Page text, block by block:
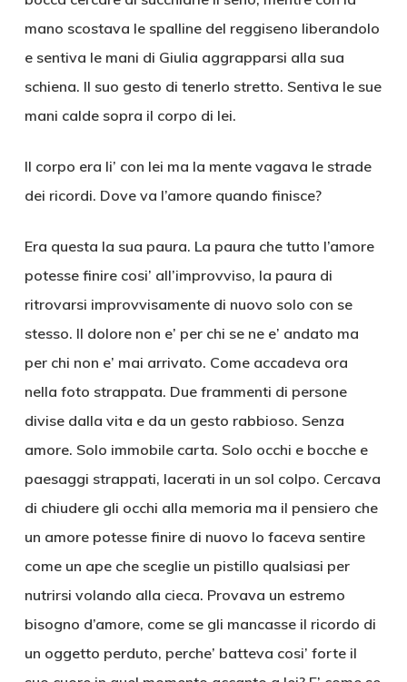
mano scostava le spalline del reggiseno liberandolo
e sentiva le mani di Giulia aggrapparsi alla sua
schiena. Il suo gesto di tenerlo stretto. Sentiva le sue
mani calde sopra il corpo di lei.
Il corpo era li’ con lei ma la mente vagava le strade
dei ricordi. Dove va l’amore quando finisce?
Era questa la sua paura. La paura che tutto l’amore
potesse finire cosi’ all’improvviso, la paura di
ritrovarsi improvvisamente di nuovo solo con se
stesso. Il dolore non e’ per chi se ne e’ andato ma
per chi non e’ mai arrivato. Come accadeva ora
nella foto strappata. Due frammenti di persone
divise dalla vita e da un gesto rabbioso. Senza
amore. Solo immobile carta. Solo occhi e bocche e
paesaggi strappati, lacerati in un sol colpo. Cercava
di chiudere gli occhi alla memoria ma il pensiero che
un amore potesse finire di nuovo lo faceva sentire
come un ape che sceglie un pistillo qualsiasi per
nutrirsi volando alla cieca. Provava un estremo
bisogno d’amore, come se gli mancasse il ricordo di
un oggetto perduto, perche’ batteva cosi’ forte il